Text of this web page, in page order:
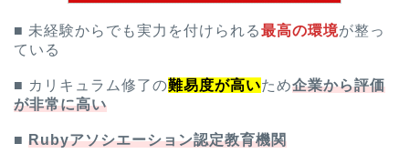
■ 未経験からでも実力を付けられる最高の環境が整っ
ている
■ カリキュラム修了の難易度が高いため企業から評価
が非常に高い
■ Rubyアソシエーション認定教育機関